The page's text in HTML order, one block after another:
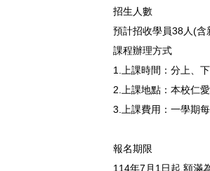
招生人數
預計招收學員38人(含
課程辦理方式
1.上課時間：分上、
2.上課地點：本校仁
3.上課費用：一學期
報名期限
114年7月1日起,額滿